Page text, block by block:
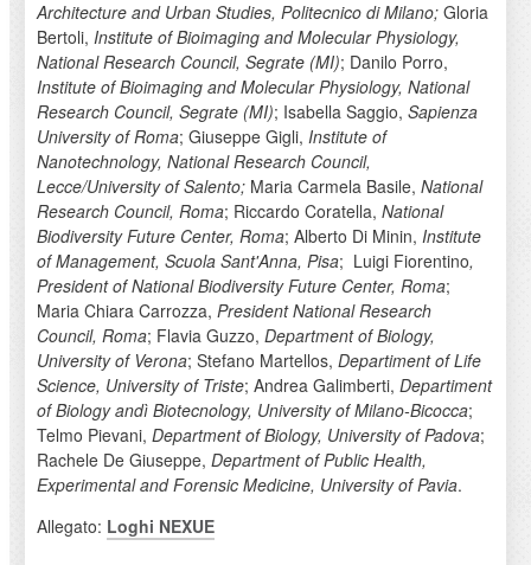
Architecture and Urban Studies, Politecnico di Milano; Gloria
Bertoli, Institute of Bioimaging and Molecular Physiology,
National Research Council, Segrate (MI); Danilo Porro,
Institute of Bioimaging and Molecular Physiology, National
Research Council, Segrate (MI); Isabella Saggio, Sapienza
University of Roma; Giuseppe Gigli, Institute of
Nanotechnology, National Research Council,
Lecce/University of Salento;Maria Carmela Basile, National
Research Council, Roma; Riccardo Coratella, National
Biodiversity Future Center, Roma; Alberto Di Minin, Institute
of Management, Scuola Sant'Anna, Pisa; Luigi Fiorentino,
President of National Biodiversity Future Center, Roma;
Maria Chiara Carrozza, President National Research
Council, Roma; Flavia Guzzo, Department of Biology,
University of Verona; Stefano Martellos, Departiment of Life
Science, University of Triste; Andrea Galimberti, Departiment
of Biology andì Biotecnology, University of Milano-Bicocca;
Telmo Pievani, Department of Biology, University of Padova;
Rachele De Giuseppe, Department of Public Health,
Experimental and Forensic Medicine, University of Pavia.
Allegato: Loghi NEXUE